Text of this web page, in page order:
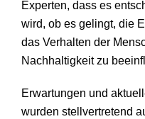
Experten, dass es
wird, ob es gelingt, die
das Verhalten der
Nachhaltigkeit zu
Erwartungen und
wurden stellvertretend